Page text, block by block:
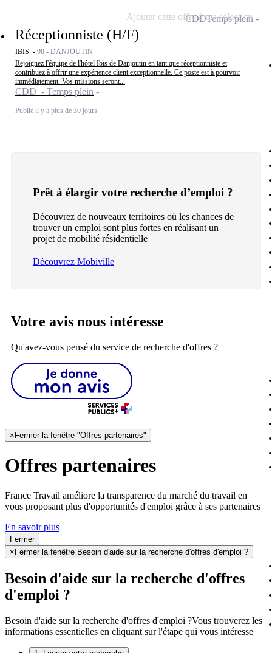
Réceptionniste (H/F)
IBIS - 90 - DANJOUTIN
Rejoignez l'équipe de l'hôtel Ibis de Danjoutin en tant que réceptionniste et
contribuez à offrir une expérience client exceptionnelle. Ce poste est à pourvoir
immédiatement. Vos missions seront...
CDD - Temps plein
Publié il y a plus de 30 jours
CDDTemps plein
Ajouter cette offre à ma sélection
Prêt à élargir votre recherche d’emploi ?
Découvrez de nouveaux territoires où les chances de
trouver un emploi sont plus fortes en réalisant un
projet de mobilité résidentielle
Découvrez Mobiville
Votre avis nous intéresse
Qu'avez-vous pensé du service de recherche d'offres ?
× Fermer la fenêtre "Offres partenaires"
Offres partenaires
France Travail améliore la transparence du marché du travail en
vous proposant plus d'opportunités d'emploi grâce à ses partenaires
En savoir plus
Fermer
× Fermer la fenêtre Besoin d'aide sur la recherche d'offres d'emploi ?
Besoin d'aide sur la recherche d'offres
d'emploi ?
Besoin d'aide sur la recherche d'offres d'emploi ?Vous trouverez les
informations essentielles en cliquant sur l'étape qui vous intéresse